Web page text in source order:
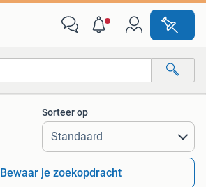
Alle afstanden…
Sorteer op
Bewaar je zoekopdracht